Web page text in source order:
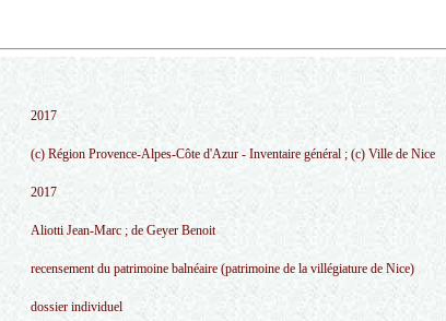
2017
(c) Région Provence-Alpes-Côte d'Azur - Inventaire général ; (c) Ville de Nice
2017
Aliotti Jean-Marc ; de Geyer Benoit
recensement du patrimoine balnéaire (patrimoine de la villégiature de Nice)
dossier individuel